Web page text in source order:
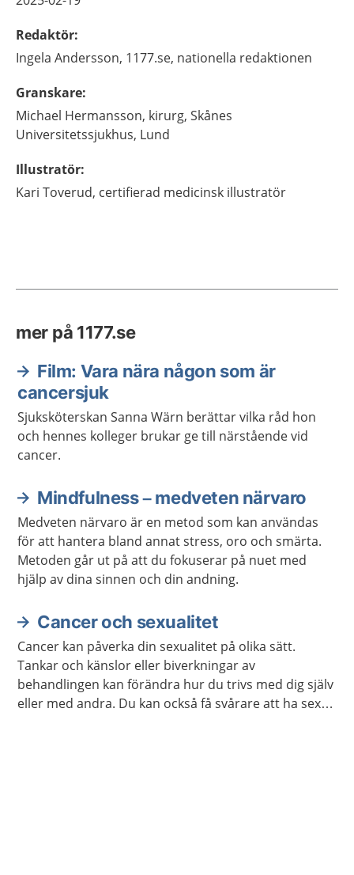
Redaktör:
Ingela Andersson, 1177.se, nationella redaktionen
Granskare:
Michael Hermansson, kirurg, Skånes
Universitetssjukhus, Lund
Illustratör:
Kari Toverud, certifierad medicinsk illustratör
mer på 1177.se
Film: Vara nära någon som är
cancersjuk
Sjuksköterskan Sanna Wärn berättar vilka råd hon
och hennes kolleger brukar ge till närstående vid
cancer.
Mindfulness – medveten närvaro
Medveten närvaro är en metod som kan användas
för att hantera bland annat stress, oro och smärta.
Metoden går ut på att du fokuserar på nuet med
hjälp av dina sinnen och din andning.
Cancer och sexualitet
Cancer kan påverka din sexualitet på olika sätt.
Tankar och känslor eller biverkningar av
behandlingen kan förändra hur du trivs med dig själv
eller med andra. Du kan också få svårare att ha sex